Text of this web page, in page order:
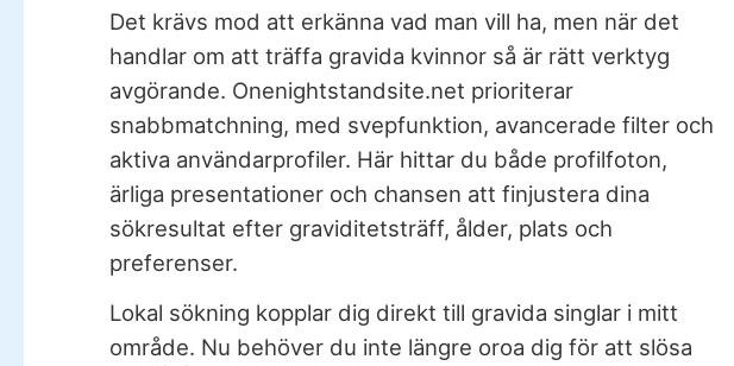
Det krävs mod att erkänna vad man vill ha, men när det
handlar om att träffa gravida kvinnor så är rätt verktyg
avgörande. Onenightstandsite.net prioriterar
snabbmatchning, med svepfunktion, avancerade filter och
aktiva användarprofiler. Här hittar du både profilfoton,
ärliga presentationer och chansen att finjustera dina
sökresultat efter graviditetsträff, ålder, plats och
preferenser.
Lokal sökning kopplar dig direkt till gravida singlar i mitt
område. Nu behöver du inte längre oroa dig för att slösa